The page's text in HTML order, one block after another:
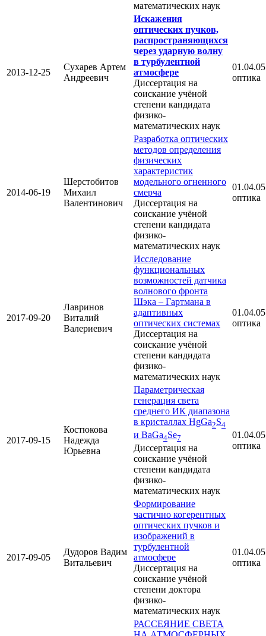
математических наук
2013-12-25
Сухарев Артем
Андреевич
Искажения
оптических пучков,
распространяющихся
через ударную волну
в турбулентной
атмосфере
Диссертация на
соискание учёной
степени кандидата
физико-
математических наук
оптика
2014-06-19
Шерстобитов
Михаил
Валентинович
Разработка оптических
методов определения
физических
характеристик
модельного огненного
смерча
Диссертация на
соискание учёной
степени кандидата
физико-
математических наук
оптика
2017-09-20
Лавринов
Виталий
Валериевич
Исследование
функциональных
возможностей датчика
волнового фронта
Шэка – Гартмана в
адаптивных
оптических системах
Диссертация на
соискание учёной
степени кандидата
физико-
математических наук
оптика
2017-09-15
Костюкова
Надежда
Юрьевна
Параметрическая
генерация света
среднего ИК диапазона
в кристаллах HgGa2S4
и BaGa4Se7
Диссертация на
соискание учёной
степени кандидата
физико-
математических наук
оптика
2017-09-05
Дудоров Вадим
Витальевич
Формирование
частично когерентных
оптических пучков и
изображений в
турбулентной
атмосфере
Диссертация на
соискание учёной
степени доктора
физико-
математических наук
оптика
РАССЕЯНИЕ СВЕТА